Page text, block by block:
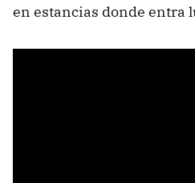
en estancias donde entra